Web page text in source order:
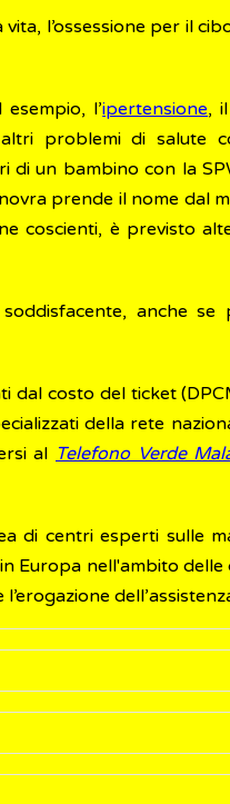
l’ossessione per il
l’ipertensione, il
problemi di salute
di un bambino con la
prende il nome dal
coscienti, è previsto
anche se
dal costo del ticket
della rete
al Telefono Verde
di centri esperti sulle
Europa nell'ambito
del